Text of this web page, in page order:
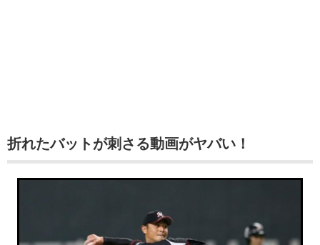
折れたバットが刺さる動画がヤバい！